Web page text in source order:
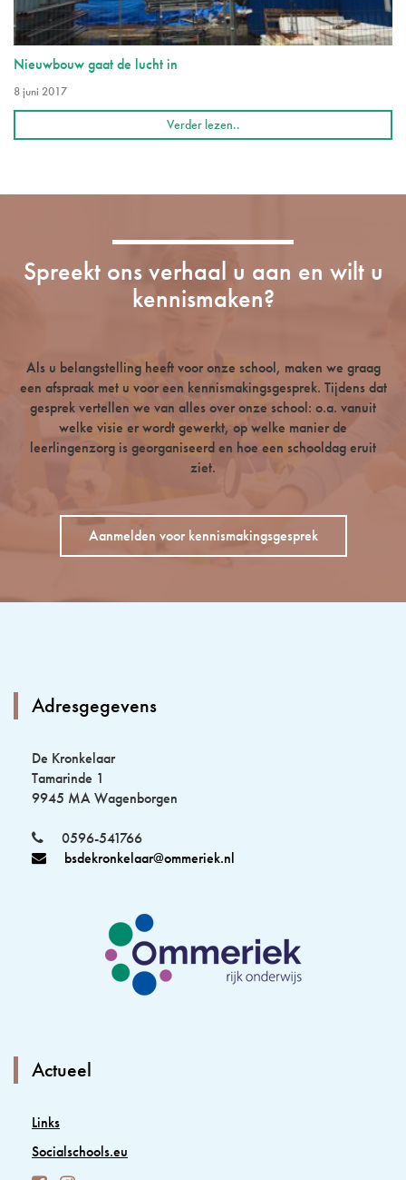
Nieuwbouw gaat de lucht in
8 juni 2017
Verder lezen..
Spreekt ons verhaal u aan en wilt u
kennismaken?
Als u belangstelling heeft voor onze school, maken we graag
een afspraak met u voor een kennismakingsgesprek. Tijdens dat
gesprek vertellen we van alles over onze school: o.a. vanuit
welke visie er wordt gewerkt, op welke manier de
leerlingenzorg is georganiseerd en hoe een schooldag eruit
ziet.
Aanmelden voor kennismakingsgesprek
Adresgegevens
De Kronkelaar
Tamarinde 1
9945 MA Wagenborgen
0596-541766
bsdekronkelaar@ommeriek.nl
Actueel
Links
Socialschools.eu